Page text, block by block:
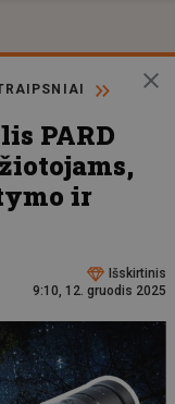
PARD
ir
Išskirtinis
9:10, 12. gruodis 2025